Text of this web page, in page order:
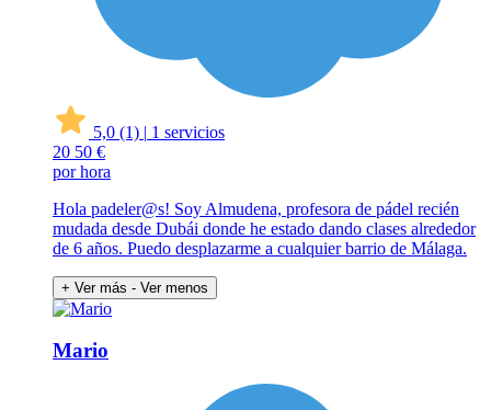
5,0 (1) | 1 servicios
20 50 €
por hora
Hola padeler@s! Soy Almudena, profesora de pádel recién
mudada desde Dubái donde he estado dando clases alrededor
de 6 años. Puedo desplazarme a cualquier barrio de Málaga.
+ Ver más - Ver menos
Mario